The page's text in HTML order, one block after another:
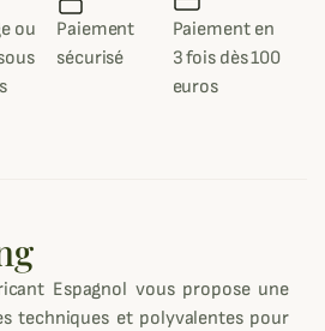
ou
Paiement
sécurisé
Paiement en
3 fois dès 100
euros
Espagnol vous propose une
techniques et polyvalentes pour